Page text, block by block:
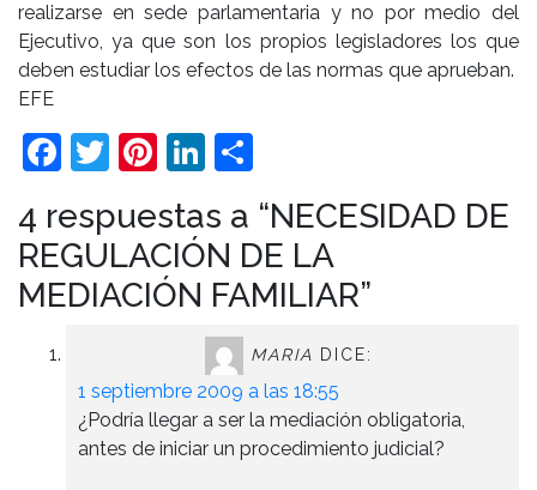
realizarse en sede parlamentaria y no por medio del
Ejecutivo, ya que son los propios legisladores los que
deben estudiar los efectos de las normas que aprueban.
EFE
Facebook
Twitter
Pinterest
LinkedIn
4 respuestas a “NECESIDAD DE
REGULACIÓN DE LA
MEDIACIÓN FAMILIAR”
MARIA DICE:
1 septiembre 2009 a las 18:55
¿Podría llegar a ser la mediación obligatoria,
antes de iniciar un procedimiento judicial?